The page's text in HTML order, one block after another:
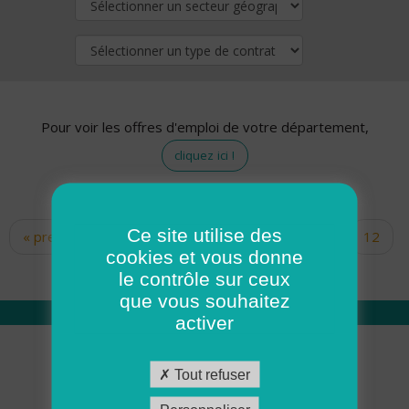
Pour voir les offres d'emploi de votre département,
cliquez ici !
Pages
« premier ‹ précédent … 10
12
14 15 16 17
Qui sommes nous
Académie ADMR
Ce site utilise des
cookies et vous donne
le contrôle sur ceux
que vous souhaitez
activer
Tout refuser